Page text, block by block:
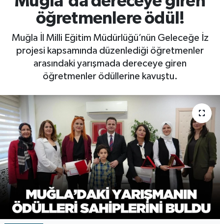
öğretmenlere ödül!
Muğla İl Milli Eğitim Müdürlüğü’nün Geleceğe İz
projesi kapsamında düzenlediği öğretmenler
arasındaki yarışmada dereceye giren
öğretmenler ödüllerine kavuştu.
RESMİ İLAN
BİLİM VE TEKNOLOJİ
RESMİ İLAN
Yaşam
Tarih
Dünya
İletişim
Künye
SPOR
Vefat